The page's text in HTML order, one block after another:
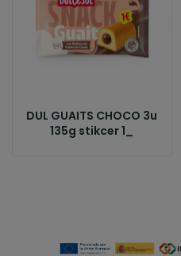
DUL GUAITS CHOCO 3u
135g stikcer 1_